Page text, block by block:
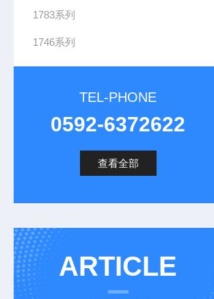
1783系列
1746系列
TEL-PHONE
0592-6372622
查看全部
ARTICLE